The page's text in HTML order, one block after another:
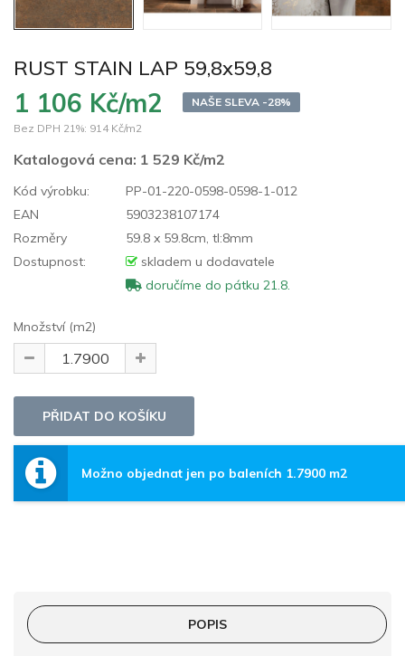
RUST STAIN LAP 59,8x59,8
1 106 Kč/m2
NAŠE SLEVA -28%
Bez DPH 21%: 914 Kč/m2
Katalogová cena: 1 529 Kč/m2
Kód výrobku:
PP-01-220-0598-0598-1-012
EAN
5903238107174
Rozměry
59.8 x 59.8cm, tl:8mm
Dostupnost:
skladem u dodavatele
doručíme do pátku 21.8.
Množství (m2)
Možno objednat jen po baleních 1.7900 m2
POPIS